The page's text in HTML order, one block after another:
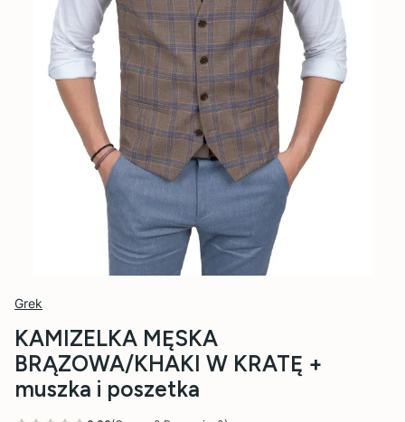
Grek
KAMIZELKA MĘSKA
BRĄZOWA/KHAKI W KRATĘ +
muszka i poszetka